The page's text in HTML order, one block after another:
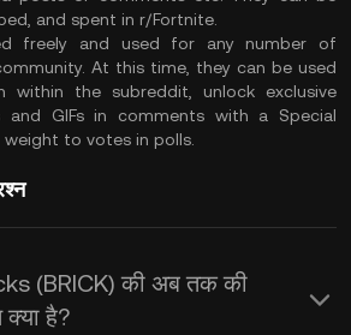
and spent in r/Fortnite.
freely and used for any number of
At this time, they can be used
within the subreddit, unlock exclusive
and GIFs in comments with a Special
to votes in polls.
(BRICK) की अब तक की
है?